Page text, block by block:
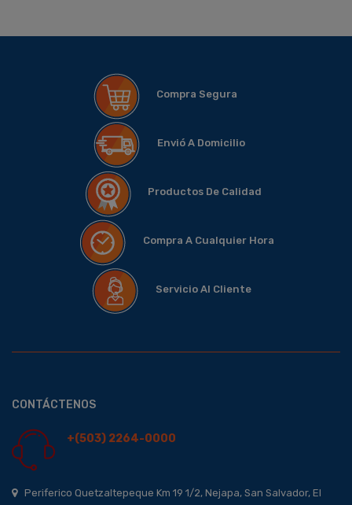
Compra Segura
Envió A Domicilio
Productos De Calidad
Compra A Cualquier Hora
Servicio Al Cliente
CONTÁCTENOS
+(503) 2264-0000
Periferico Quetzaltepeque Km 19 1/2, Nejapa, San Salvador, El